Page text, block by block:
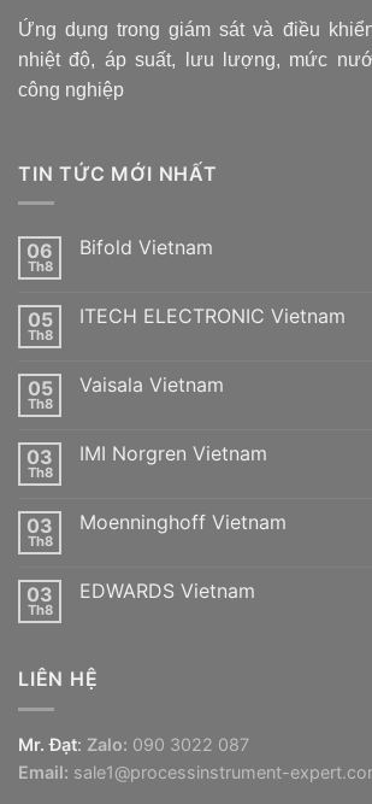
Ứng dụng trong giám sát và điều
nhiệt độ, áp suất, lưu lượng, mức
công nghiệp
TIN TỨC MỚI NHẤT
06
Th8
Bifold Vietnam
luận
05
Th8
ITECH ELECTRONIC Vietnam
luận
Vietnam
05
Th8
Vaisala Vietnam
luận
03
Th8
IMI Norgren Vietnam
luận
Vietnam
03
Th8
Moenninghoff Vietnam
luận
03
Th8
EDWARDS Vietnam
ở
EDWARDS
LIÊN HỆ
Mr. Đạt: Zalo: 090 3022 087
Email: sale1@processinstrument-